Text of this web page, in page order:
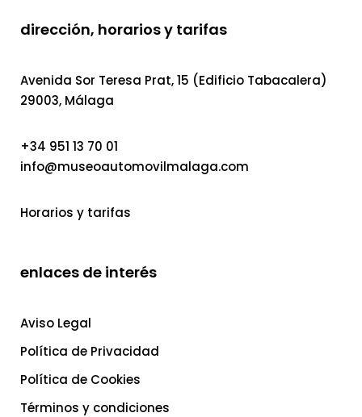
dirección, horarios y tarifas
Avenida Sor Teresa Prat, 15 (Edificio Tabacalera)
29003, Málaga
+34 951 13 70 01
info@museoautomovilmalaga.com
Horarios y tarifas
enlaces de interés
Aviso Legal
Política de Privacidad
Política de Cookies
Términos y condiciones